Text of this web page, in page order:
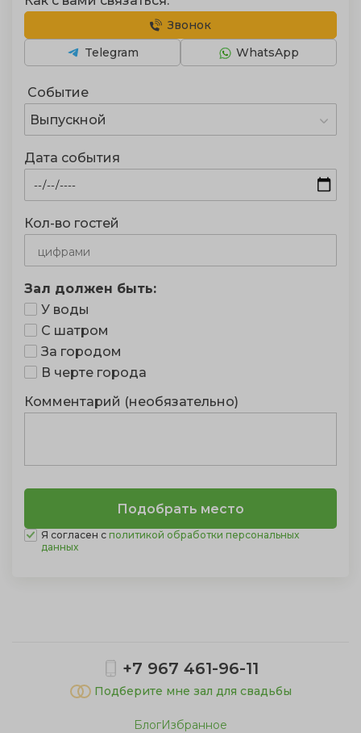
Событие
Выпускной
Дата события
Кол-во гостей
Зал должен быть:
У воды
С шатром
За городом
В черте города
Звонок
WhatsApp
Telegram
Комментарий (необязательно)
Я согласен с политикой обработки персональных
данных
БлогИзбранное
+7 967 461-96-11
Подберите мне зал для свадьбы